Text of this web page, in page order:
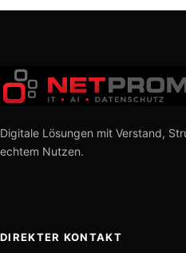
Digitale Lösungen mit Verstand,
echtem Nutzen.
DIREKTER KONTAKT